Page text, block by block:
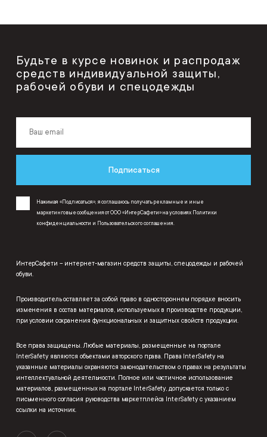
Будьте в курсе новинок и распродаж
средств индивидуальной защиты,
рабочей обуви и спецодежды
Подписаться
Нажимая «Подписаться», я соглашаюсь получать рекламные и иные
маркетинговые сообщения от ООО «ИнтерСафети» на условиях Политики
конфиденциальности и Пользовательского соглашения.
ИнтерСафети – интернет-магазин средств защиты, спецодежды и рабочей
обуви.
Производитель оставляет за собой право в одностороннем порядке вносить
изменения в состав материалов, используемых в производстве продукции,
при условии сохранения функциональных и защитных свойств продукции.
Все права защищены. Любые материалы, размещенные на портале
InterSafety являются объектами авторского права. Права InterSafety на
указанные материалы охраняются законодательством о правах на результаты
интеллектуальной деятельности. Полное или частичное использование
материалов, размещенных на портале InterSafety, допускается только с
письменного согласия руководства маркетплейса InterSafety с указанием
ссылки на источник.